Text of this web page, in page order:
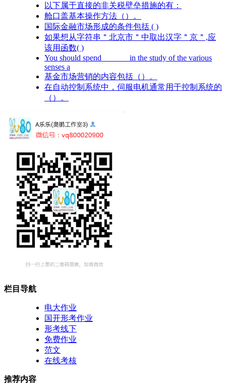
以下属于直接的非关税壁垒措施的有：
舱口盖基本操作方法（）。
国际金融市场形成的条件包括 ( )
如果想从字符串＂北京市＂中取出汉字＂京＂,应
该用函数( )
You should spend ______ in the study of the various
senses a
基金市场营销的内容包括（）。
在自动控制系统中，伺服电机通常用于控制系统的
（）。
栏目导航
电大作业
国开形考作业
形考线下
免费作业
范文
在线考核
推荐内容